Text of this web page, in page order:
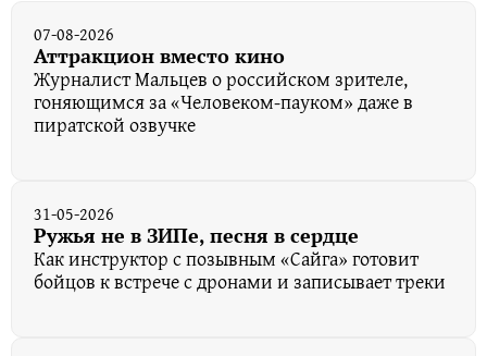
07-08-2026
Аттракцион вместо кино
Журналист Мальцев о российском зрителе,
гоняющимся за «Человеком-пауком» даже в
пиратской озвучке
31-05-2026
Ружья не в ЗИПе, песня в сердце
Как инструктор с позывным «Сайга» готовит
бойцов к встрече с дронами и записывает треки